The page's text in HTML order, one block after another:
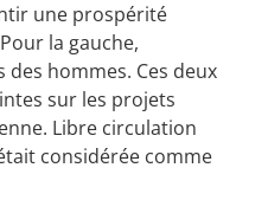
une prospérité
la gauche,
hommes. Ces deux
sur les projets
Libre circulation
considérée comme